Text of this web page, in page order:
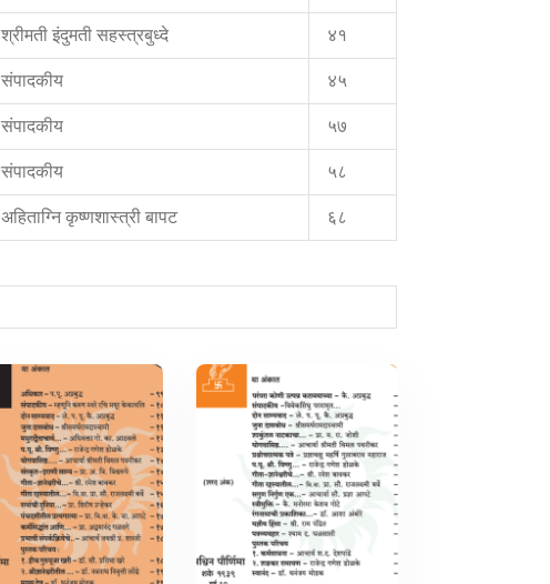
श्रीमती इंदुमती सहस्त्रबुध्दे ४१
संपादकीय ४५
संपादकीय ५७
संपादकीय ५८
अहिताग्नि कृष्णशास्त्री बापट ६८